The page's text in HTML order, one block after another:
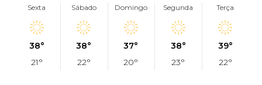
Sexta
38°
21°
Sábado
38°
22°
Domingo
37°
20°
Segunda
38°
23°
Terça
39°
22°